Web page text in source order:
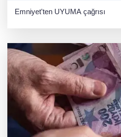
Emniyet'ten UYUMA çağrısı